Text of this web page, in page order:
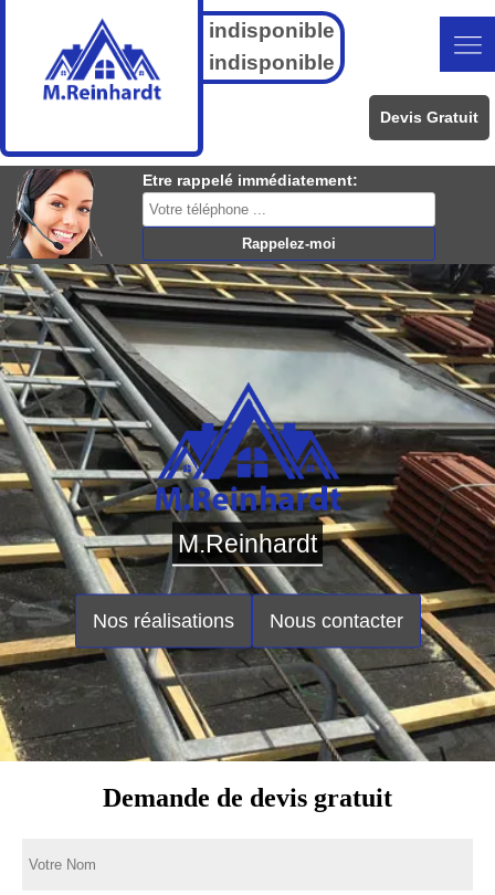
indisponible
indisponible
Devis Gratuit
Etre rappelé immédiatement:
M.Reinhardt
Nos réalisations Nous contacter
Demande de devis gratuit